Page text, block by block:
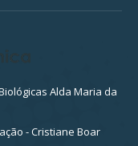
Alda Maria da
- Cristiane Boar